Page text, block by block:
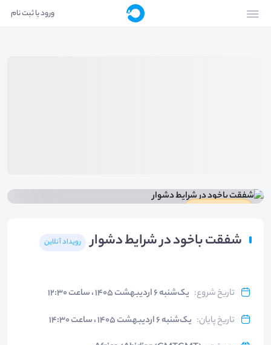
ورود یا ثبت نام
شفقت باخود در شرايط دشوار رویداد آنلاین
تاریخ شروع: یک‌شنبه ۶ اردیبهشت ۱۴۰۵ ، ساعت ۱۲:۳۰
تاریخ پایان: یک‌شنبه ۶ اردیبهشت ۱۴۰۵ ، ساعت ۱۴:۳۰